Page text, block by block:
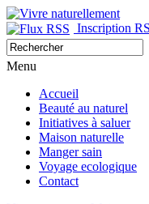
Inscription
Menu
Accueil
Beauté au naturel
Initiatives à saluer
Maison naturelle
Manger sain
Voyage ecologique
Contact